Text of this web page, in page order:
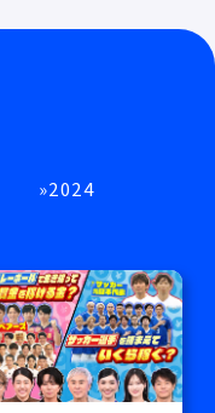
2024